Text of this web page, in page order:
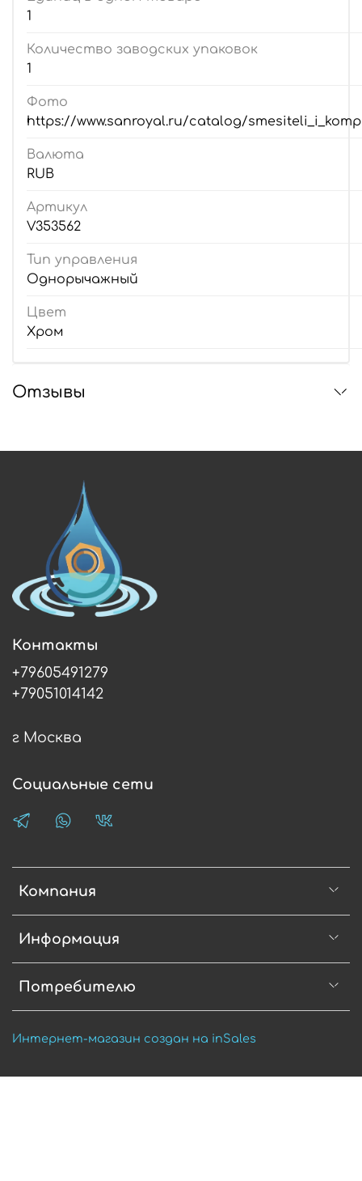
1
Количество заводских упаковок
1
Фото
https://www.sanroyal.ru/catalog/
Валюта
RUB
Артикул
V353562
Тип управления
Однорычажный
Цвет
Хром
Отзывы
Компания
Информация
Потребителю
Контакты
+79605491279
+79051014142
г Москва
Социальные сети
Интернет-магазин создан на inSales